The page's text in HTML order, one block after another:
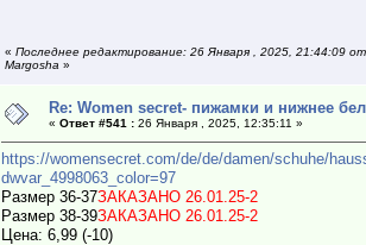
« Последнее редактирование: 26 Января , 2025, 21:44:09 от
Margosha »
Re: Women secret- пижамки и нижнее
« Ответ #541 :26 Января , 2025, 12:35:11 »
https://womensecret.com/de/de/damen/schuhe/
dwvar_4998063_color=97
Размер 36-37ЗАКАЗАНО 26.01.25-2
Размер 38-39ЗАКАЗАНО 26.01.25-2
Цена: 6,99 (-10)